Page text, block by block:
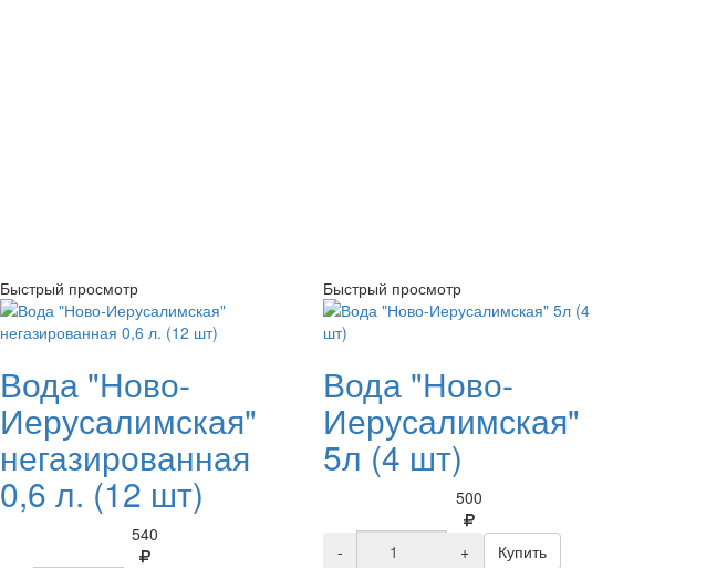
Быстрый просмотр
Вода "Ново-
Иерусалимская"
негазированная
0,6 л. (12 шт)
540
Быстрый просмотр
Вода "Ново-
Иерусалимская"
5л (4 шт)
500
- +
Купить